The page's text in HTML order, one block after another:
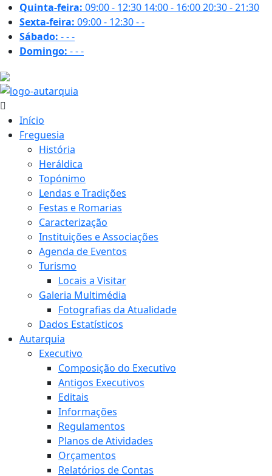
Quinta-feira: 09:00 - 12:30 14:00 - 16:0020:30 - 21:30
Sexta-feira: 09:00 - 12:30--
Sábado: ---
Domingo: ---
Início
Freguesia
História
Heráldica
Topónimo
Lendas e Tradições
Festas e Romarias
Caracterização
Instituições e Associações
Agenda de Eventos
Turismo
Locais a Visitar
Galeria Multimédia
Fotografias da Atualidade
Dados Estatísticos
Autarquia
Executivo
Composição do Executivo
Antigos Executivos
Editais
Informações
Regulamentos
Planos de Atividades
Orçamentos
Relatórios de Contas